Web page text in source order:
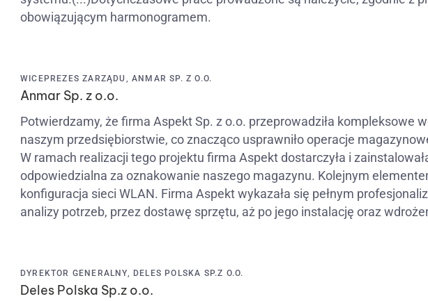
obowiązującym harmonogramem.
WICEPREZES ZARZĄDU, ANMAR SP. Z O.O.
Anmar Sp. z o.o.
Potwierdzamy, że firma Aspekt Sp. z o.o. przeprowadziła kompleksowe
naszym przedsiębiorstwie, co znacząco usprawniło operacje
W ramach realizacji tego projektu firma Aspekt dostarczyła i
odpowiedzialna za oznakowanie naszego magazynu. Kolejnym
konfiguracja sieci WLAN. Firma Aspekt wykazała się pełnym
analizy potrzeb, przez dostawę sprzętu, aż po jego instalację oraz
DYREKTOR GENERALNY, DELES POLSKA SP.Z O.O.
Deles Polska Sp.z o.o.